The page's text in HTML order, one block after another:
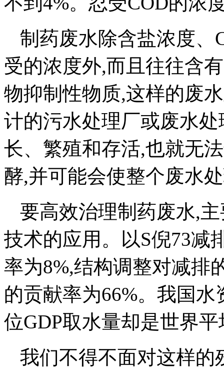
制药废水除含盐浓度、
受的浓度外,而且往往含
物抑制性物质,这样的废
计的污水处理厂或废水
长、繁殖和存活,也就无
酵,并可能会使整个废水
要高效治理制药废水,
技术的应用。以S倪73减
率为8%,结构调整对减排
的贡献率为66%。我国
位GDP取水量却是世界
我们不得不面对这样的